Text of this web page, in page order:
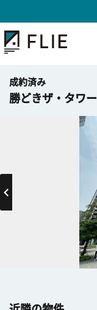
成約済み
勝どきザ・タワー